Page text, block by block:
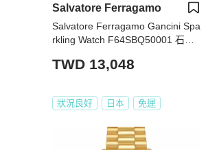
Salvatore Ferragamo
Salvatore Ferragamo Gancini Spa
rkling Watch F64SBQ50001 石英
TWD 13,048
狀況良好 日本 免運